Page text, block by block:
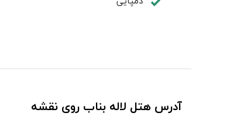
آدرس هتل لاله بناب روی نقشه